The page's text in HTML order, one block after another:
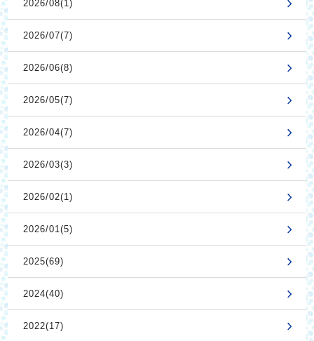
2026/08(1)
2026/07(7)
2026/06(8)
2026/05(7)
2026/04(7)
2026/03(3)
2026/02(1)
2026/01(5)
2025(69)
2024(40)
2022(17)